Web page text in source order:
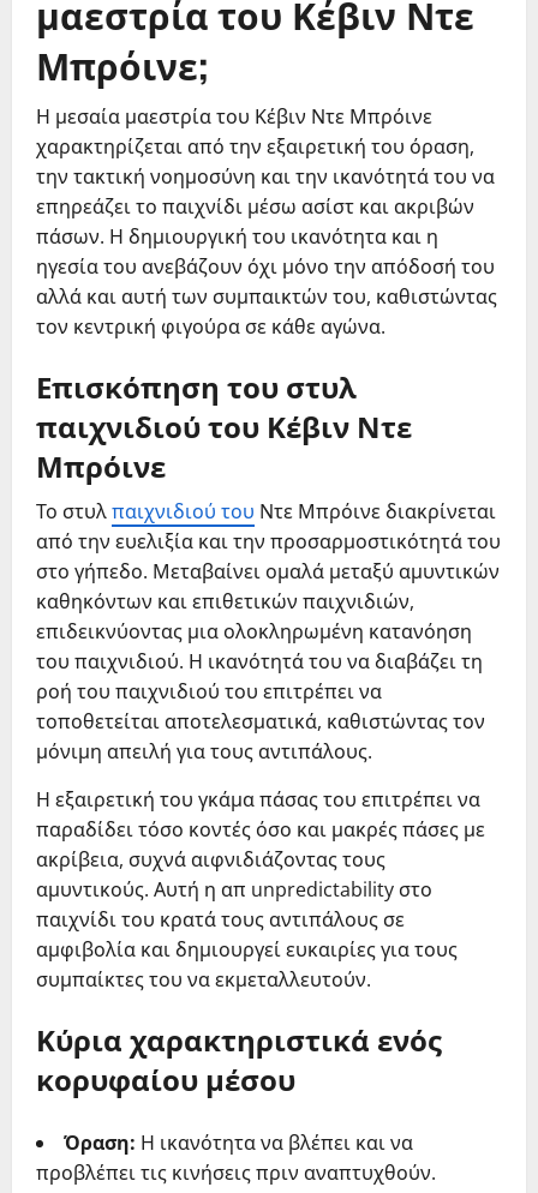
μαεστρία του Κέβιν Ντε
Μπρόινε;
Η μεσαία μαεστρία του Κέβιν Ντε Μπρόινε
χαρακτηρίζεται από την εξαιρετική του όραση,
την τακτική νοημοσύνη και την ικανότητά του να
επηρεάζει το παιχνίδι μέσω ασίστ και ακριβών
πάσων. Η δημιουργική του ικανότητα και η
ηγεσία του ανεβάζουν όχι μόνο την απόδοσή του
αλλά και αυτή των συμπαικτών του, καθιστώντας
τον κεντρική φιγούρα σε κάθε αγώνα.
Επισκόπηση του στυλ
παιχνιδιού του Κέβιν Ντε
Μπρόινε
Το στυλπαιχνιδιού του Ντε Μπρόινε διακρίνεται
από την ευελιξία και την προσαρμοστικότητά του
στο γήπεδο. Μεταβαίνει ομαλά μεταξύ αμυντικών
καθηκόντων και επιθετικών παιχνιδιών,
επιδεικνύοντας μια ολοκληρωμένη κατανόηση
του παιχνιδιού. Η ικανότητά του να διαβάζει τη
ροή του παιχνιδιού του επιτρέπει να
τοποθετείται αποτελεσματικά, καθιστώντας τον
μόνιμη απειλή για τους αντιπάλους.
Η εξαιρετική του γκάμα πάσας του επιτρέπει να
παραδίδει τόσο κοντές όσο και μακρές πάσες με
ακρίβεια, συχνά αιφνιδιάζοντας τους
αμυντικούς. Αυτή η απ unpredictability στο
παιχνίδι του κρατά τους αντιπάλους σε
αμφιβολία και δημιουργεί ευκαιρίες για τους
συμπαίκτες του να εκμεταλλευτούν.
Κύρια χαρακτηριστικά ενός
κορυφαίου μέσου
Όραση: Η ικανότητα να βλέπει και να
προβλέπει τις κινήσεις πριν αναπτυχθούν.